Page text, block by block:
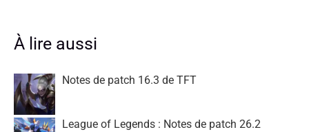
gamer
jouer
à
Fortnite
À lire aussi
Notes de patch 16.3 de TFT
League of Legends : Notes de patch 26.2